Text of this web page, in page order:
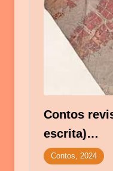
Contos
escrita)…
Contos, 2024